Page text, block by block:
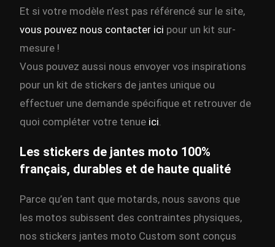
Et si votre modèle n’est pas référencé sur le site,
vous pouvez nous contacter ici pour un kit sur-
mesure !
Vous pouvez aussi nous envoyer vos inspirations
pour un kit de stickers de jantes unique ou
effectuer une demande spécifique et retrouver de
quoi compléter votre tenue ici
Les stickers de jantes moto 100%
français, durables et de haute qualité
Parce qu’en tant que motards, nous savons que
les motos subissent des contraintes physiques,
nos stickers jantes moto Custom sont conçus